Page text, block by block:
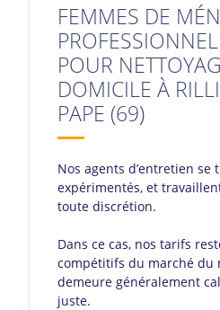
FEMMES DE
POUR
DOMICILE À
PAPE (69)
Nos agents d’entretien
expérimentés, et
toute discrétion.
Dans ce cas, nos tarifs
compétitifs du marché du
demeure généralement
juste.